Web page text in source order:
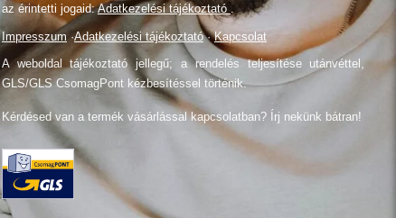
az érintetti jogaid:Adatkezelési tájékoztató .
Impresszum·Adatkezelési tájékoztató·Kapcsolat
A weboldal tájékoztató jellegű; a rendelés teljesítése utánvéttel,
GLS/GLS CsomagPont kézbesítéssel történik.
Kérdésed van a termék vásárlással kapcsolatban? Írj nekünk bátran!